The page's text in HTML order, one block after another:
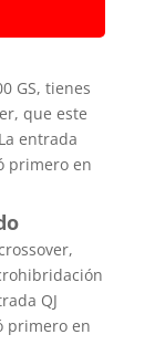
GS, tienes
que este
entrada
primero en
QJ
primero en